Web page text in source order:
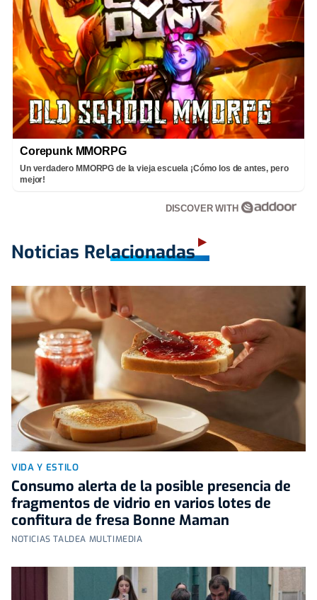
Corepunk MMORPG
Un verdadero MMORPG de la vieja escuela ¡Cómo los de antes, pero
mejor!
DISCOVER WITH
Noticias Relacionadas
VIDA Y ESTILO
Consumo alerta de la posible presencia de
fragmentos de vidrio en varios lotes de
confitura de fresa Bonne Maman
NOTICIAS TALDEA MULTIMEDIA